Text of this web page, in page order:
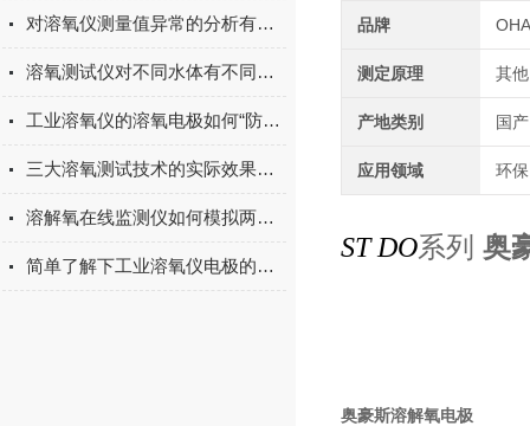
对溶氧仪测量值异常的分析有没有搞懂？
溶氧测试仪对不同水体有不同的测试要求
工业溶氧仪的溶氧电极如何“防老化”？
三大溶氧测试技术的实际效果对比
溶解氧在线监测仪如何模拟两路隔离式输出？
简单了解下工业溶氧仪电极的极化
品牌
测定原理 其他
产地类别 国产
应用领域 环
ST DO系列 奥
奥豪斯溶解氧电极